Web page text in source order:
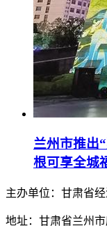
兰州市推出
根可享全城
主办单位：甘肃省
地址：甘肃省兰州市